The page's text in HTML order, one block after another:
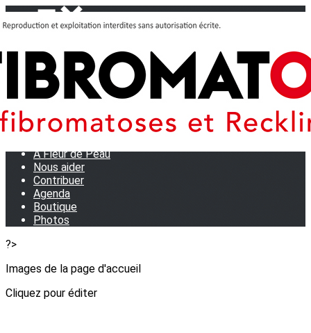
Menu
>
Journées Partage 2026 - La Rochelle
Les manifestations
Tom et son doudou
OSE TA VOIX
M.D.R. Expo
A Fleur de Peau
Nous aider
Contribuer
Agenda
Boutique
Photos
?>
Images de la page d'accueil
Cliquez pour éditer